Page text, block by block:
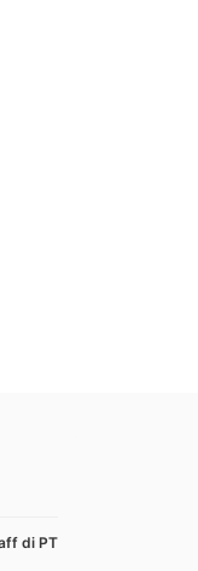
di PT